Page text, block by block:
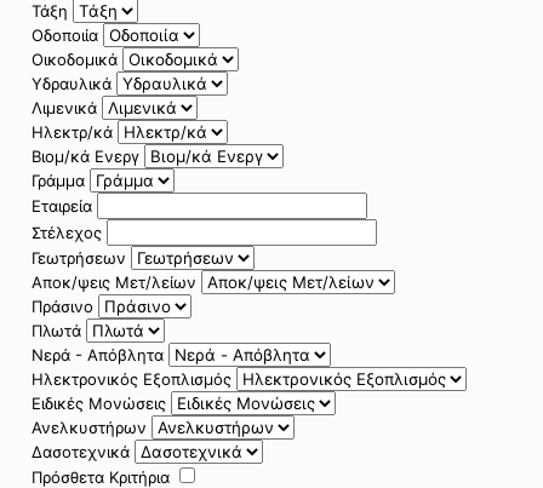
Τάξη
Οδοποιία
Οικοδομικά
Υδραυλικά
Λιμενικά
Ηλεκτρ/κά
Βιομ/κά Ενεργ
Γράμμα
Εταιρεία
Στέλεχος
Γεωτρήσεων
Αποκ/ψεις Μετ/λείων
Πράσινο
Πλωτά
Νερά - Απόβλητα
Ηλεκτρονικός Εξοπλισμός
Ειδικές Μονώσεις
Ανελκυστήρων
Δασοτεχνικά
Πρόσθετα Κριτήρια